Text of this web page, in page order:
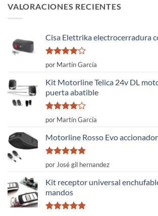
VALORACIONES RECIENTES
Cisa Elettrika electrocerradura
Valorado
con
5
por Martín García
Kit Motorline Telica 24v DL
puerta abatible
Valorado
con
5
por Martín García
Motorline Rosso Evo
Valorado
con
de 5
por José gil hernandez
Kit receptor universal
mandos